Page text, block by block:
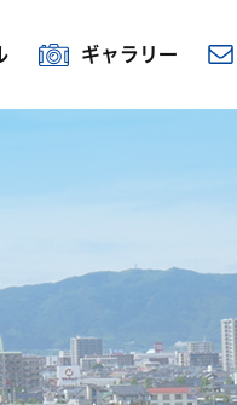
ギャラリー